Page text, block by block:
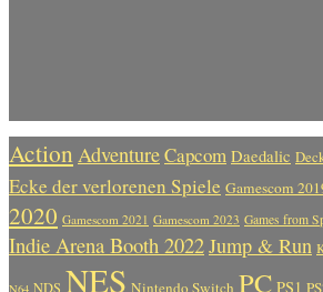
Action AdventureCapcom Daedalic
Ecke der verlorenen Spiele Gamescom
2020 Gamescom 2021 Gamescom 2023 Games from
Indie Arena Booth 2022Jump & Run
NDS NES Nintendo Switch PC PS1